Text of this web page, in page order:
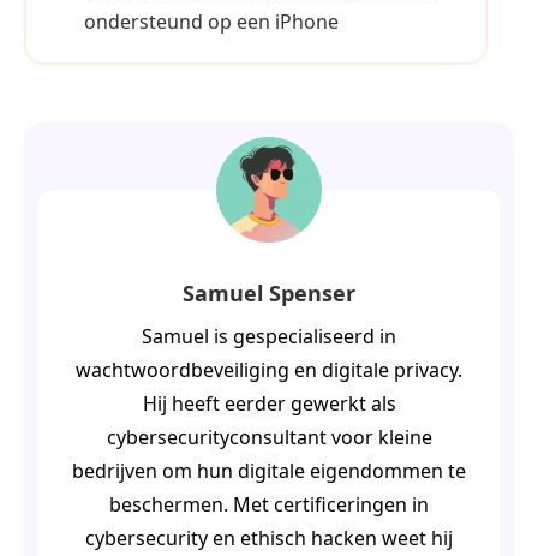
ondersteund op een iPhone
Samuel Spenser
Samuel is gespecialiseerd in
wachtwoordbeveiliging en digitale privacy.
Hij heeft eerder gewerkt als
cybersecurityconsultant voor kleine
bedrijven om hun digitale eigendommen te
beschermen. Met certificeringen in
cybersecurity en ethisch hacken weet hij